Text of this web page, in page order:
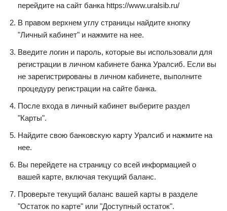
перейдите на сайт банка https://www.uralsib.ru/
В правом верхнем углу страницы найдите кнопку
"Личный кабинет" и нажмите на нее.
Введите логин и пароль, которые вы использовали для
регистрации в личном кабинете банка Уралсиб. Если вы
не зарегистрированы в личном кабинете, выполните
процедуру регистрации на сайте банка.
После входа в личный кабинет выберите раздел
"Карты".
Найдите свою банковскую карту Уралсиб и нажмите на
нее.
Вы перейдете на страницу со всей информацией о
вашей карте, включая текущий баланс.
Проверьте текущий баланс вашей карты в разделе
"Остаток по карте" или "Доступный остаток".